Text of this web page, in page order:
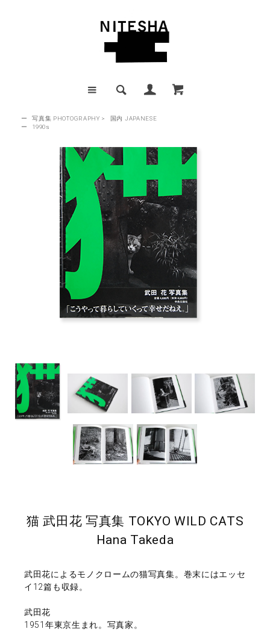
ー 写真集 PHOTOGRAPHY >
国内 JAPANESE
ー
1990s
猫 武田花 写真集 TOKYO WILD CATS
Hana Takeda
武田花によるモノクロームの猫写真集。巻末にはエッセ
イ12篇も収録。
武田花
1951年東京生まれ。写真家。